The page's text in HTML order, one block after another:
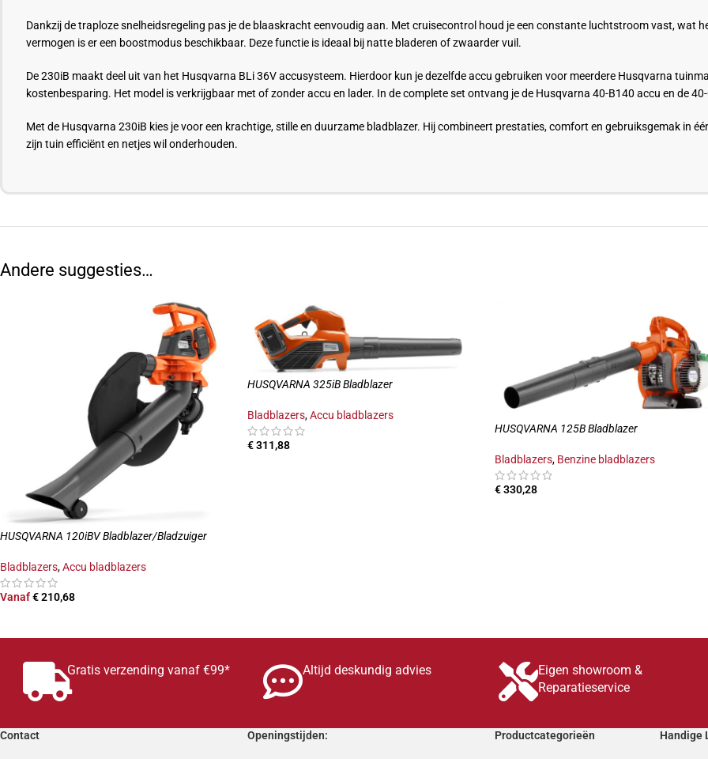
Dankzij de traploze snelheidsregeling pas je de blaaskracht eenvoudig aan. Met cruisecontrol houd je een constante luchtstroom vast, wat
vermogen is er een boostmodus beschikbaar. Deze functie is ideaal bij natte bladeren of zwaarder vuil.
De 230iB maakt deel uit van het Husqvarna BLi 36V accusysteem. Hierdoor kun je dezelfde accu gebruiken voor meerdere Husqvarna
kostenbesparing. Het model is verkrijgbaar met of zonder accu en lader. In de complete set ontvang je de Husqvarna 40-B140 accu en de
Met de Husqvarna 230iB kies je voor een krachtige, stille en duurzame bladblazer. Hij combineert prestaties, comfort en gebruiksgemak in
zijn tuin efficiënt en netjes wil onderhouden.
Andere suggesties…
HUSQVARNA 120iBV Bladblazer/Bladzuiger
Bladblazers,Accu bladblazers
Vanaf€210,68
HUSQVARNA 325iB Bladblazer
Bladblazers,Accu bladblazers
€311,88
HUSQVARNA 125B Bladblazer
Bladblazers, Benzine bladblazers
€330,28
Gratis verzending vanaf €99* Altijd deskundig advies
Eigen showroom &
Reparatieservice
Contact Openingstijden: Productcategorieën Handige